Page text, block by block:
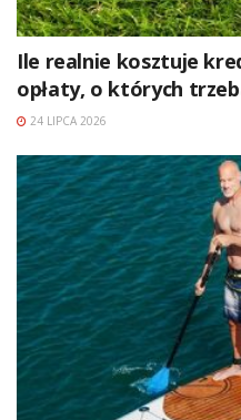
Ile realnie kosztuje
opłaty, o których
24 LIPCA 2026